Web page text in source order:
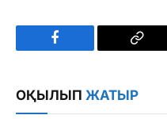
Facebook
Copy
ОҚЫЛЫП ЖАТЫР